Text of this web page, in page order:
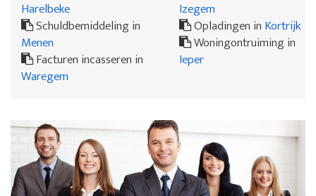
Harelbeke
Schuldbemiddeling in
Menen
Facturen incasseren in
Waregem
Izegem
Opladingen in Kortrijk
Woningontruiming in
Ieper